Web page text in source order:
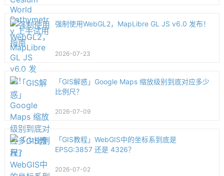
强制使用WebGL2，MapLibre GL JS v6.0 发布！
2026-07-23
「GIS解惑」Google Maps 缩放级别到底对应多少
比例尺？
2026-07-09
「GIS教程」WebGIS中的坐标系到底是
EPSG:3857 还是 4326？
2026-07-02